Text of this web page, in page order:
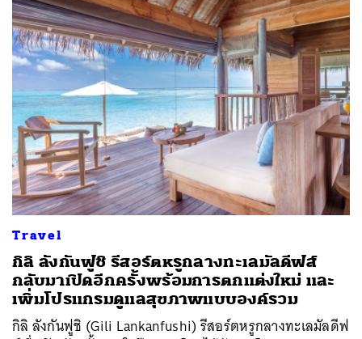
Travel
กิลิ ลังกันฟูชิ รีสอร์ตหรูกลางทะเลมัลดีฟส์
กลับมาเปิดอีกครั้งพร้อมการตกแต่งใหม่ และ
เพิ่มโปรแกรมดูแลสุขภาพแบบองค์รวม
กิลิ ลังกันฟูชิ (Gili Lankanfushi) รีสอร์ตหรูกลางทะเลมัลดีฟ
SHARE TWEET LINE EMAIL